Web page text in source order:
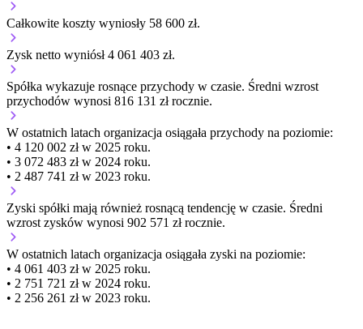
Całkowite koszty wyniosły 58 600 zł.
Zysk netto wyniósł 4 061 403 zł.
Spółka wykazuje rosnące przychody w czasie. Średni wzrost
przychodów wynosi 816 131 zł rocznie.
W ostatnich latach organizacja osiągała przychody na poziomie:
• 4 120 002 zł w 2025 roku.
• 3 072 483 zł w 2024 roku.
• 2 487 741 zł w 2023 roku.
Zyski spółki mają również rosnącą tendencję w czasie. Średni
wzrost zysków wynosi 902 571 zł rocznie.
W ostatnich latach organizacja osiągała zyski na poziomie:
• 4 061 403 zł w 2025 roku.
• 2 751 721 zł w 2024 roku.
• 2 256 261 zł w 2023 roku.